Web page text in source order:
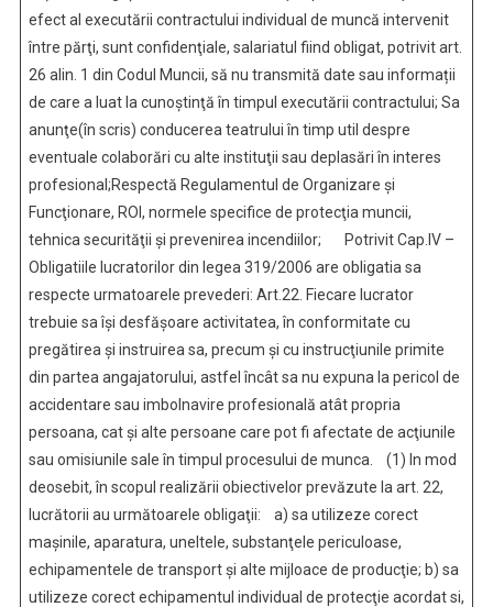
efect al executării contractului individual de muncă intervenit
între părţi, sunt confidenţiale, salariatul fiind obligat, potrivit art.
26 alin. 1 din Codul Muncii, să nu transmită date sau informații
de care a luat la cunoştinţă în timpul executării contractului; Sa
anunţe(în scris) conducerea teatrului în timp util despre
eventuale colaborări cu alte instituţii sau deplasări în interes
profesional;Respectă Regulamentul de Organizare şi
Funcţionare, ROI, normele specifice de protecţia muncii,
tehnica securităţii şi prevenirea incendiilor; Potrivit Cap.IV –
Obligatiile lucratorilor din legea 319/2006 are obligatia sa
respecte urmatoarele prevederi: Art.22. Fiecare lucrator
trebuie sa îşi desfăşoare activitatea, în conformitate cu
pregătirea şi instruirea sa, precum şi cu instrucţiunile primite
din partea angajatorului, astfel încât sa nu expuna la pericol de
accidentare sau imbolnavire profesională atât propria
persoana, cat şi alte persoane care pot fi afectate de acţiunile
sau omisiunile sale în timpul procesului de munca. (1) In mod
deosebit, în scopul realizării obiectivelor prevăzute la art. 22,
lucrătorii au următoarele obligaţii: a) sa utilizeze corect
maşinile, aparatura, uneltele, substanţele periculoase,
echipamentele de transport şi alte mijloace de producţie; b) sa
utilizeze corect echipamentul individual de protecţie acordat si,